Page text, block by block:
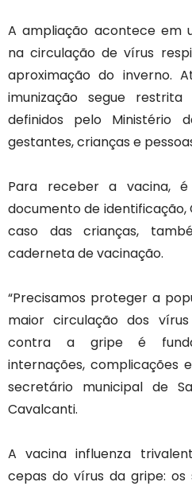
A ampliação acontece em
na circulação de vírus
aproximação do inverno.
imunização segue
definidos pelo Ministério
gestantes, crianças e
Para receber a vacina, é
documento de identificação,
caso das crianças,
caderneta de vacinação.
“Precisamos proteger a
maior circulação dos
contra a gripe é
internações, complicações
secretário municipal de
Cavalcanti.
A vacina influenza
cepas do vírus da gripe: os